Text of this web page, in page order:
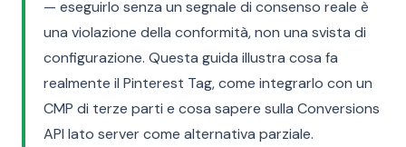
— eseguirlo senza un segnale di consenso reale è
una violazione della conformità, non una svista di
configurazione. Questa guida illustra cosa fa
realmente il Pinterest Tag, come integrarlo con un
CMP di terze parti e cosa sapere sulla Conversions
API lato server come alternativa parziale.